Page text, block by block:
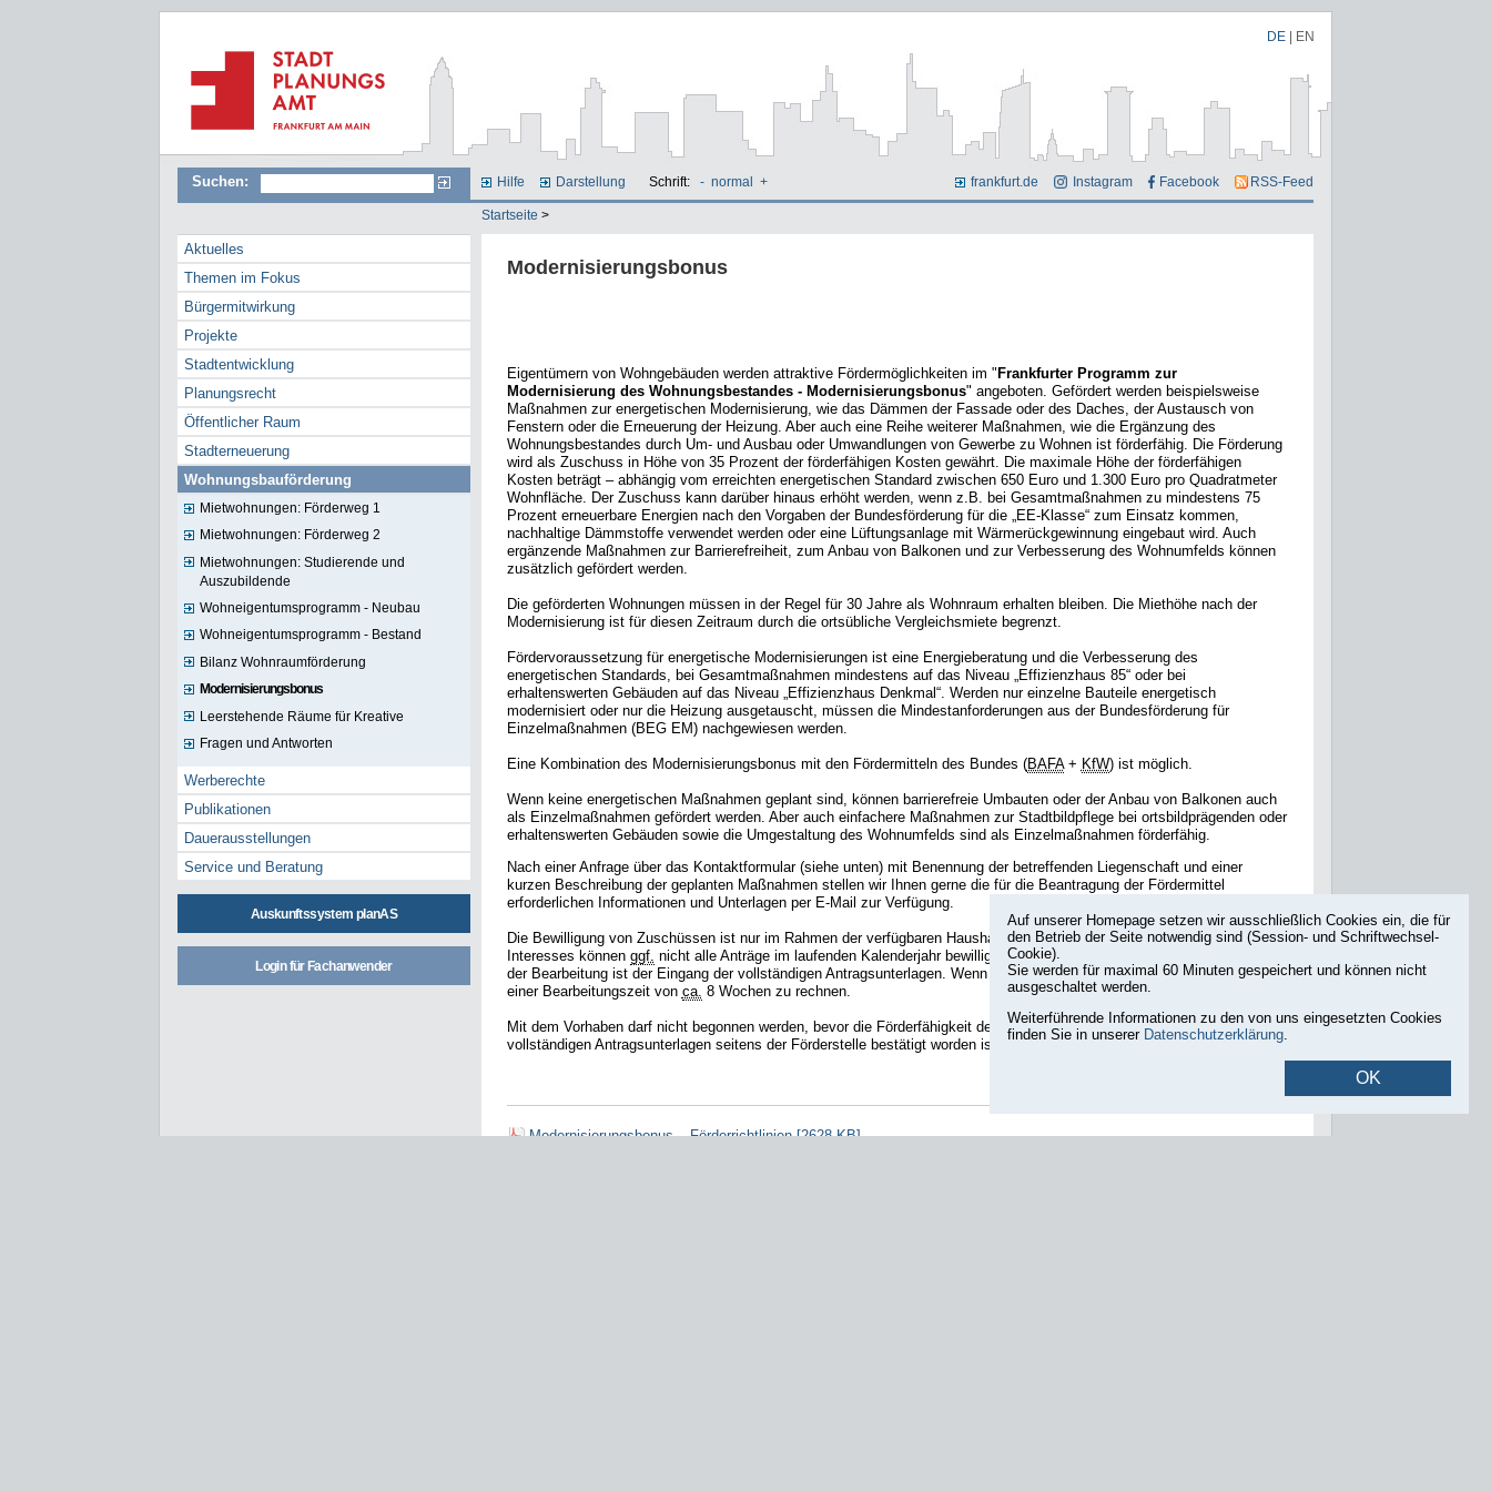
DE EN
Suchen: Hilfe Darstellung Schrift: - normal + frankfurt.de Instagram Facebook RSS-Feed
Startseite >
Aktuelles
Themen im Fokus
Bürgermitwirkung
Projekte
Stadtentwicklung
Planungsrecht
Öffentlicher Raum
Stadterneuerung
Wohnungsbauförderung
Mietwohnungen: Förderweg 1
Mietwohnungen: Förderweg 2
Mietwohnungen: Studierende und
Auszubildende
Wohneigentumsprogramm - Neubau
Wohneigentumsprogramm - Bestand
Bilanz Wohnraumförderung
Modernisierungsbonus
Leerstehende Räume für Kreative
Fragen und Antworten
Werberechte
Publikationen
Dauerausstellungen
Service und Beratung
Auskunftssystem planAS
Login für Fachanwender
Modernisierungsbonus
Eigentümern von Wohngebäuden werden attraktive Fördermöglichkeiten im " Frankfurter Programm zur
Modernisierung des Wohnungsbestandes - Modernisierungsbonus" angeboten. Gefördert werden beispielsweise
Maßnahmen zur energetischen Modernisierung, wie das Dämmen der Fassade oder des Daches, der Austausch von
Fenstern oder die Erneuerung der Heizung. Aber auch eine Reihe weiterer Maßnahmen, wie die Ergänzung des
Wohnungsbestandes durch Um- und Ausbau oder Umwandlungen von Gewerbe zu Wohnen ist förderfähig. Die Förderung
wird als Zuschuss in Höhe von 35 Prozent der förderfähigen Kosten gewährt. Die maximale Höhe der förderfähigen
Kosten beträgt – abhängig vom erreichten energetischen Standard zwischen 650 Euro und 1.300 Euro pro Quadratmeter
Wohnfläche. Der Zuschuss kann darüber hinaus erhöht werden, wenn z.B. bei Gesamtmaßnahmen zu mindestens 75
Prozent erneuerbare Energien nach den Vorgaben der Bundesförderung für die „EE-Klasse“ zum Einsatz kommen,
nachhaltige Dämmstoffe verwendet werden oder eine Lüftungsanlage mit Wärmerückgewinnung eingebaut wird. Auch
ergänzende Maßnahmen zur Barrierefreiheit, zum Anbau von Balkonen und zur Verbesserung des Wohnumfelds können
zusätzlich gefördert werden.
Die geförderten Wohnungen müssen in der Regel für 30 Jahre als Wohnraum erhalten bleiben. Die Miethöhe nach der
Modernisierung ist für diesen Zeitraum durch die ortsübliche Vergleichsmiete begrenzt.
Fördervoraussetzung für energetische Modernisierungen ist eine Energieberatung und die Verbesserung des
energetischen Standards, bei Gesamtmaßnahmen mindestens auf das Niveau „Effizienzhaus 85“ oder bei
erhaltenswerten Gebäuden auf das Niveau „Effizienzhaus Denkmal“. Werden nur einzelne Bauteile energetisch
modernisiert oder nur die Heizung ausgetauscht, müssen die Mindestanforderungen aus der Bundesförderung für
Einzelmaßnahmen (BEG EM) nachgewiesen werden.
Eine Kombination des Modernisierungsbonus mit den Fördermitteln des Bundes (BAFA+ KfW) ist möglich.
Wenn keine energetischen Maßnahmen geplant sind, können barrierefreie Umbauten oder der Anbau von Balkonen auch
als Einzelmaßnahmen gefördert werden. Aber auch einfachere Maßnahmen zur Stadtbildpflege bei ortsbildprägenden oder
erhaltenswerten Gebäuden sowie die Umgestaltung des Wohnumfelds sind als Einzelmaßnahmen förderfähig.
Nach einer Anfrage über das Kontaktformular (siehe unten) mit Benennung der betreffenden Liegenschaft und einer
kurzen Beschreibung der geplanten Maßnahmen stellen wir Ihnen gerne die für die Beantragung der Fördermittel
erforderlichen Informationen und Unterlagen per E-Mail zur Verfügung.
Die Bewilligung von Zuschüssen ist nur im Rahmen der verfügbaren Haushaltsmittel möglich. Aufgrund des sehr hohen
Interesses können ggf. nicht alle Anträge im laufenden Kalenderjahr bewilligt werden. Entscheidend bei der Reihenfolge
der Bearbeitung ist der Eingang der vollständigen Antragsunterlagen. Wenn die Unterlagen vollständig vorliegen, ist mit
einer Bearbeitungszeit von ca. 8 Wochen zu rechnen.
Mit dem Vorhaben darf nicht begonnen werden, bevor die Förderfähigkeit der geplanten Maßnahmen nach Prüfung der
vollständigen Antragsunterlagen seitens der Förderstelle bestätigt worden ist.
Modernisierungsbonus – Förderrichtlinien [2628 KB]
Auf unserer Homepage setzen wir ausschließlich Cookies ein, die für
den Betrieb der Seite notwendig sind (Session- und Schriftwechsel-
Cookie).
Sie werden für maximal 60 Minuten gespeichert und können nicht
ausgeschaltet werden.
Weiterführende Informationen zu den von uns eingesetzten Cookies
finden Sie in unserer Datenschutzerklärung.
OK